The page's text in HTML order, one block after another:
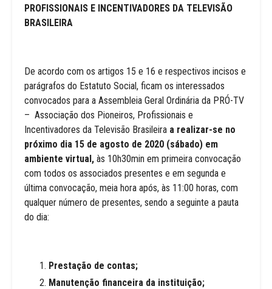
PROFISSIONAIS E INCENTIVADORES DA TELEVISÃO
BRASILEIRA
De acordo com os artigos 15 e 16 e respectivos incisos e
parágrafos do Estatuto Social, ficam os interessados
convocados para a Assembleia Geral Ordinária da PRÓ-TV
– Associação dos Pioneiros, Profissionais e
Incentivadores da Televisão Brasileira a realizar-se no
próximo dia 15 de agosto de 2020 (sábado) em
ambiente virtual, às 10h30min em primeira convocação
com todos os associados presentes e em segunda e
última convocação, meia hora após, às 11:00 horas, com
qualquer número de presentes, sendo a seguinte a pauta
do dia:
Prestação de contas;
Manutenção financeira da instituição;